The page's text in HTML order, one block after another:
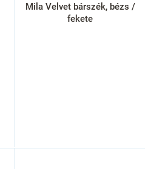
Mila Velvet bárszék, bézs /
fekete